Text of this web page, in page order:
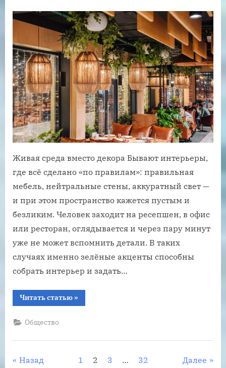
Живая среда вместо декора Бывают интерьеры,
где всё сделано «по правилам»: правильная
мебель, нейтральные стены, аккуратный свет —
и при этом пространство кажется пустым и
безликим. Человек заходит на ресепшен, в офис
или ресторан, оглядывается и через пару минут
уже не может вспомнить детали. В таких
случаях именно зелёные акценты способны
собрать интерьер и задать…
Читать статью“Озеленение
и
решения
»
Общество
Пагинация
Назад 1 2 3 … 32 Далее